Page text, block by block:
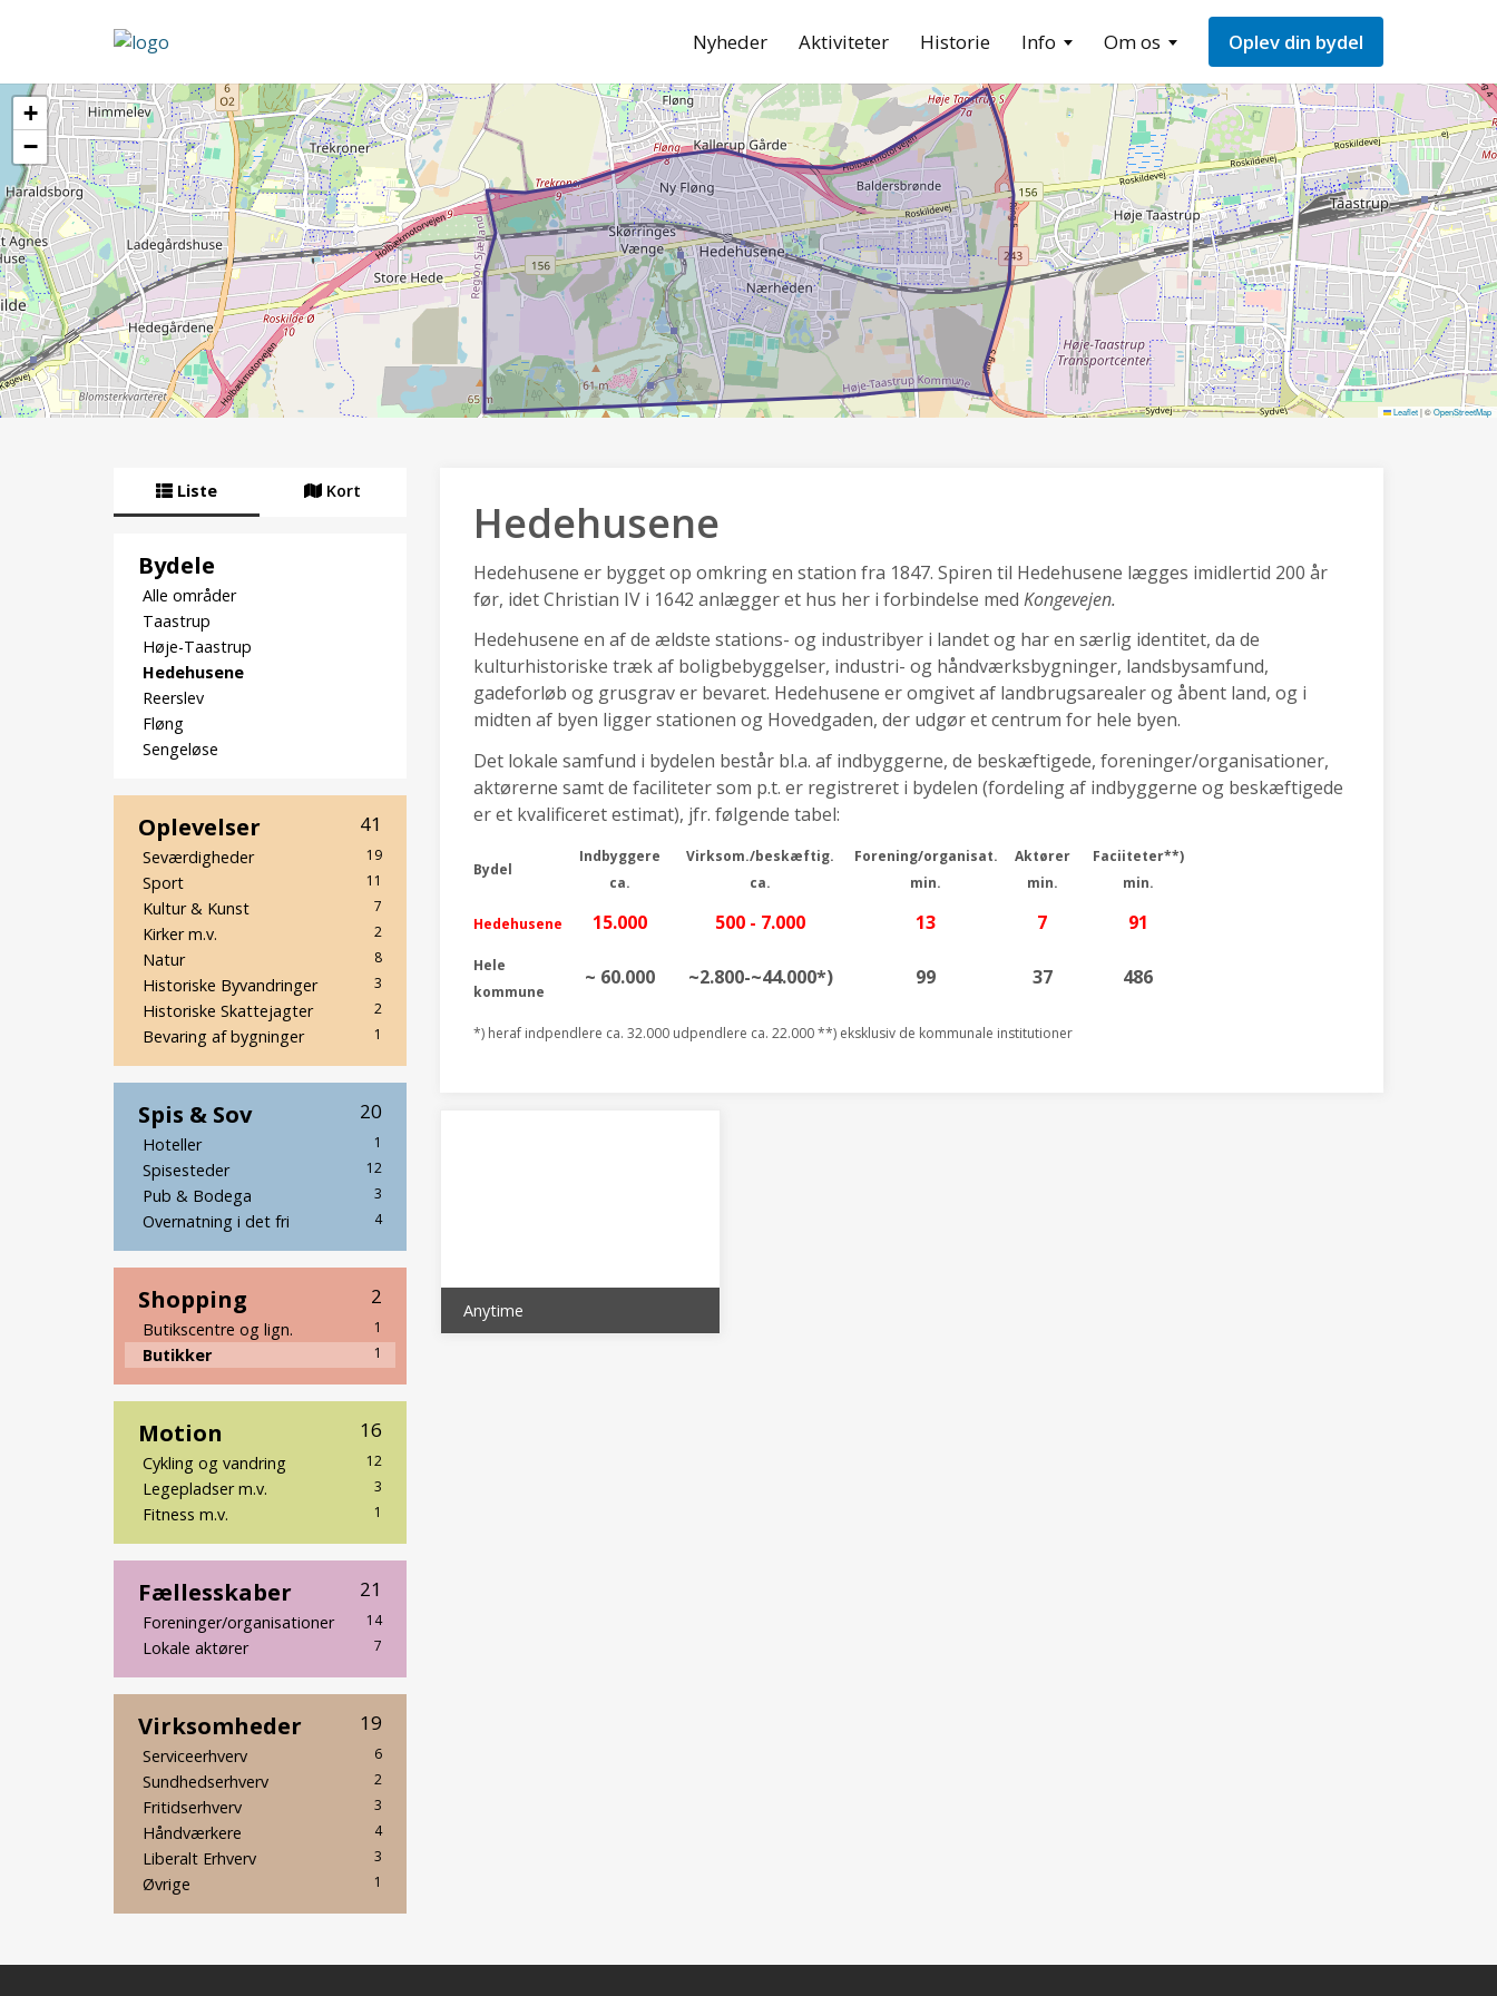
Nyheder Aktiviteter Historie Info Om os Oplev din bydel
+
−
Leaflet|©OpenStreetMap
Liste Kort
Bydele
Alle områder
Taastrup
Høje-Taastrup
Hedehusene
Reerslev
Fløng
Sengeløse
41
Oplevelser
19
Seværdigheder
11
Sport
7
Kultur & Kunst
2
Kirker m.v.
8
Natur
3
Historiske Byvandringer
2
Historiske Skattejagter
1
Bevaring af bygninger
20
Spis & Sov
1
Hoteller
12
Spisesteder
3
Pub & Bodega
4
Overnatning i det fri
2
Shopping
1
Butikscentre og lign.
1
Butikker
16
Motion
12
Cykling og vandring
3
Legepladser m.v.
1
Fitness m.v.
21
Fællesskaber
14
Foreninger/organisationer
7
Lokale aktører
19
Virksomheder
6
Serviceerhverv
2
Sundhedserhverv
3
Fritidserhverv
4
Håndværkere
3
Liberalt Erhverv
1
Øvrige
Hedehusene
Hedehusene er bygget op omkring en station fra 1847. Spiren til Hedehusene lægges imidlertid 200 år
før, idet Christian IV i 1642 anlægger et hus her i forbindelse med Kongevejen.
Hedehusene en af de ældste stations- og industribyer i landet og har en særlig identitet, da de
kulturhistoriske træk af boligbebyggelser, industri- og håndværksbygninger, landsbysamfund,
gadeforløb og grusgrav er bevaret. Hedehusene er omgivet af landbrugsarealer og åbent land, og i
midten af byen ligger stationen og Hovedgaden, der udgør et centrum for hele byen.
Det lokale samfund i bydelen består bl.a. af indbyggerne, de beskæftigede, foreninger/organisationer,
aktørerne samt de faciliteter som p.t. er registreret i bydelen (fordeling af indbyggerne og beskæftigede
er et kvalificeret estimat), jfr. følgende tabel:
Bydel
Indbyggere
ca.
Virksom./beskæftig.
ca.
Forening/organisat.
min.
Aktører
min.
Faciiteter**)
min.
Hedehusene 15.000 500 - 7.000 13 7 91
Hele
kommune
~ 60.000 ~2.800-~44.000*) 99 37 486
*) heraf indpendlere ca. 32.000 udpendlere ca. 22.000 **) eksklusiv de kommunale institutioner
Anytime